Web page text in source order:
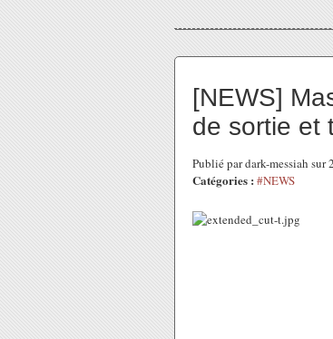
[NEWS]
de sortie et
Publié par dark-messiah
Catégories : #NEWS